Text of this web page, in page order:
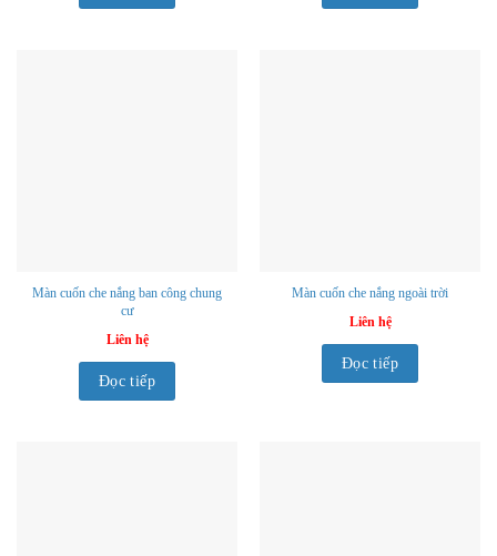
Màn cuốn che nắng ban công chung
cư
Liên hệ
Đọc tiếp
Màn cuốn che nắng ngoài trời
Liên hệ
Đọc tiếp